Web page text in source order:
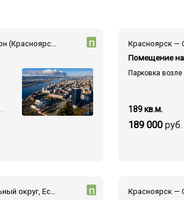
Красноярск — Центральный район (Красноярск) — пр-т Мира П
Помещение
Парковка
189 000 руб.
189 кв.м.
— — Сосновоборский муниципальный округ, Есауловка поселок, ул. Поповича, 36/2 П